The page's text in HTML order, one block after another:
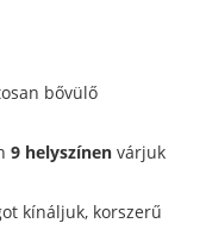
bővülő
9 helyszínen várjuk
kínáljuk, korszerű